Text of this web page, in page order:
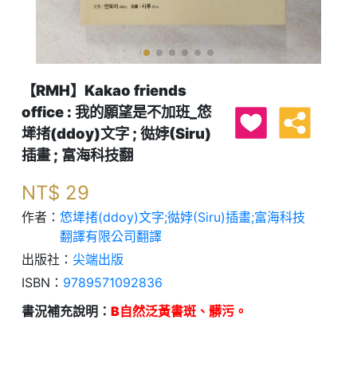
【RMH】Kakao friends
office : 我的願望是不加班_㥋
㙚㨋(ddoy)文字 ; 㣨㛘(Siru)
插畫 ; 富海科技翻
NT$ 29
作者： 㥋㙚㨋(ddoy)文字;㣨㛘(Siru)插畫;富海科技
翻譯有限公司翻譯
出版社： 尖端出版
ISBN： 9789571092836
書況補充說明： B自然泛黃書斑、髒污。